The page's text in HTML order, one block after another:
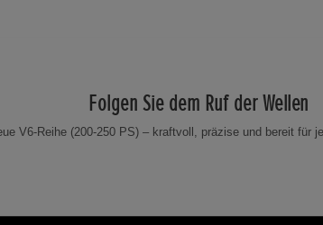
Folgen Sie dem Ruf der Wellen
V6-Reihe (200-250 PS) – kraftvoll, präzise und bereit für